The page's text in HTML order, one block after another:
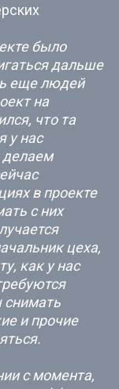
было
дальше
еще людей
на
что та
у нас
в проекте
с них
цеха,
как у нас
снимать
и прочие
с момента,